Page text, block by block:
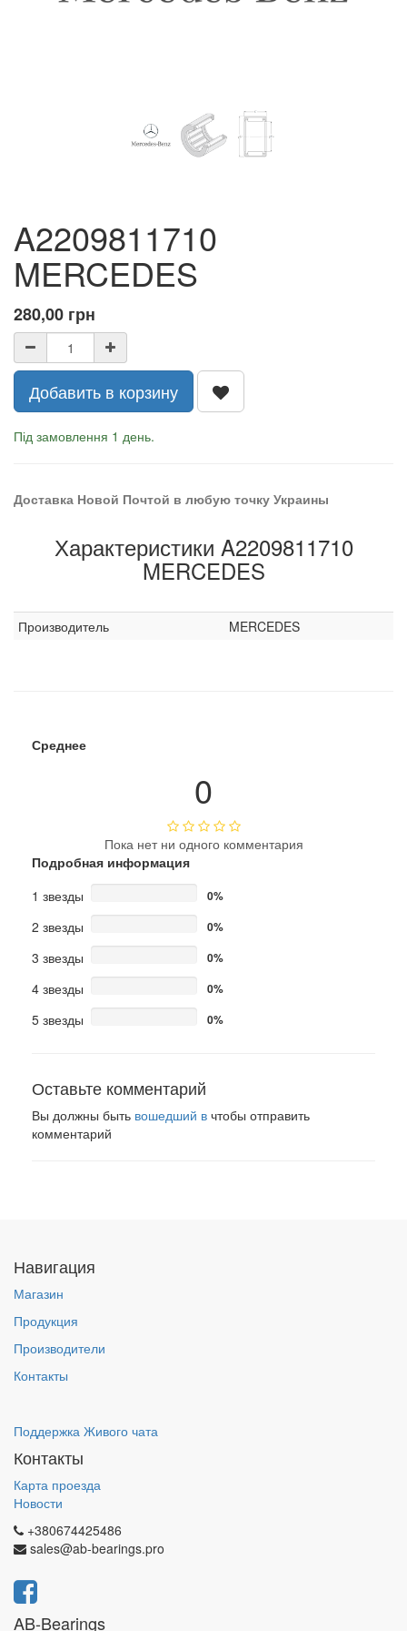
A2209811710
MERCEDES
280,00 грн
Добавить в корзину
Під замовлення 1 день.
Доставка Новой Почтой в любую точку Украины
Характеристики A2209811710
MERCEDES
Производитель MERCEDES
Среднее
0
Пока нет ни одного комментария
Подробная информация
1 звезды
0%
2 звезды 0%
3 звезды 0%
4 звезды 0%
5 звезды 0%
Оставьте комментарий
Вы должны быть вошедший в чтобы отправить
комментарий
Навигация
Магазин
Продукция
Производители
Контакты
Поддержка Живого чата
Контакты
Карта проезда
Новости
+380674425486
sales@ab-bearings.pro
AB-Bearings